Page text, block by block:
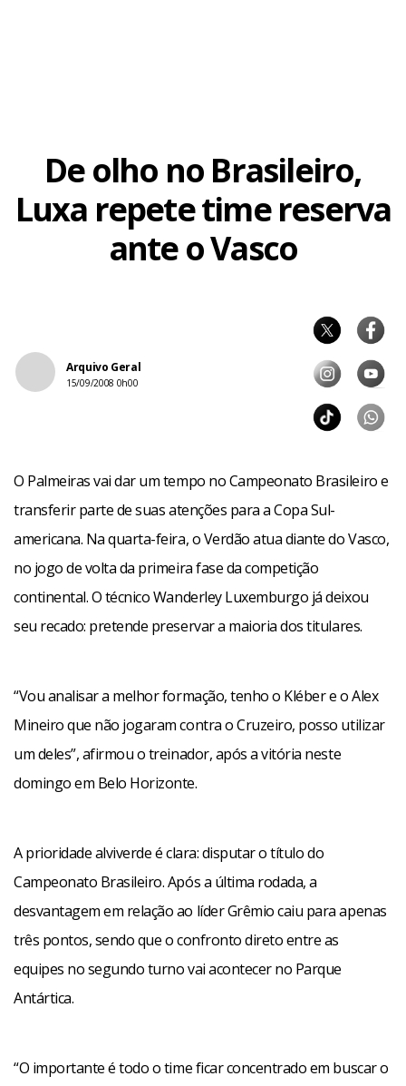
De olho no Brasileiro,
Luxa repete time reserva
ante o Vasco
Arquivo Geral
15/09/2008 0h00
O Palmeiras vai dar um tempo no Campeonato Brasileiro e
transferir parte de suas atenções para a Copa Sul-
americana. Na quarta-feira, o Verdão atua diante do Vasco,
no jogo de volta da primeira fase da competição
continental. O técnico Wanderley Luxemburgo já deixou
seu recado: pretende preservar a maioria dos titulares.
“Vou analisar a melhor formação, tenho o Kléber e o Alex
Mineiro que não jogaram contra o Cruzeiro, posso utilizar
um deles”, afirmou o treinador, após a vitória neste
domingo em Belo Horizonte.
A prioridade alviverde é clara: disputar o título do
Campeonato Brasileiro. Após a última rodada, a
desvantagem em relação ao líder Grêmio caiu para apenas
três pontos, sendo que o confronto direto entre as
equipes no segundo turno vai acontecer no Parque
Antártica.
“O importante é todo o time ficar concentrado em buscar o